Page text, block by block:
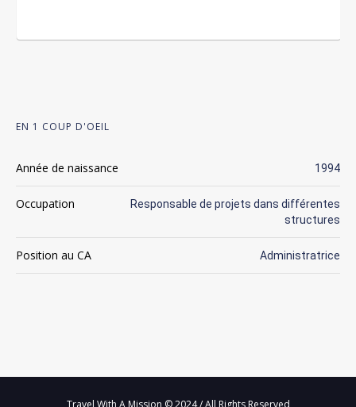
EN 1 COUP D'OEIL
Année de naissance 1994
Occupation
Responsable de projets dans différentes
structures
Position au CA Administratrice
Travel With A Mission © 2024 / All Rights Reserved